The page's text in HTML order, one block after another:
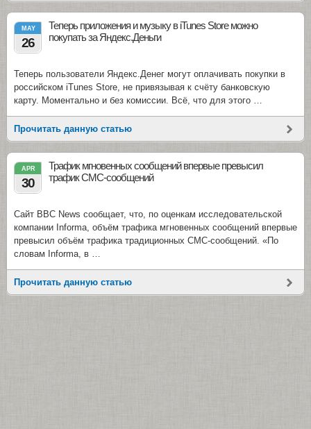
MAY
26
Теперь приложения и музыку в iTunes Store можно
покупать за Яндекс.Деньги
Теперь пользователи Яндекс.Денег могут оплачивать покупки в
российском iTunes Store, не привязывая к счёту банковскую
карту. Моментально и без комиссии. Всё, что для этого …
Прочитать данную статью
APR
30
Трафик мгновенных сообщений впервые превысил
трафик СМС-сообщений
Сайт BBC News сообщает, что, по оценкам исследовательской
компании Informa, объём трафика мгновенных сообщений впервые
превысил объём трафика традиционных СМС-сообщений. «По
словам Informa, в …
Прочитать данную статью